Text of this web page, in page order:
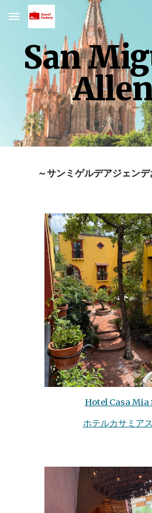
Skip to main content
San
～サンミゲルデアジェン
Hotel Casa Mia
ホテルカサミア